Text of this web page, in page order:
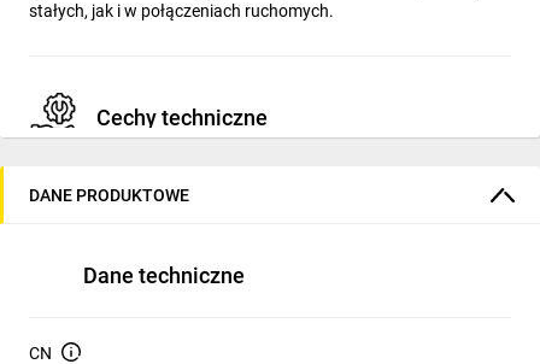
stałych, jak i w połączeniach ruchomych.
Cechy techniczne
średnica żyły 0,64 mm.
EMI).
DANE PRODUKTOWE
Dane techniczne
CN